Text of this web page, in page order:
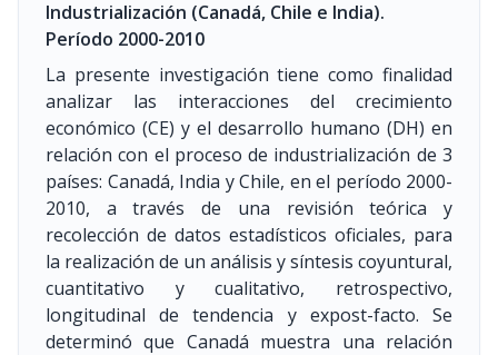
Industrialización (Canadá, Chile e India).
Período 2000-2010
La presente investigación tiene como finalidad
analizar las interacciones del crecimiento
económico (CE) y el desarrollo humano (DH) en
relación con el proceso de industrialización de 3
países: Canadá, India y Chile, en el período 2000-
2010, a través de una revisión teórica y
recolección de datos estadísticos oficiales, para
la realización de un análisis y síntesis coyuntural,
cuantitativo y cualitativo, retrospectivo,
longitudinal de tendencia y expost-facto. Se
determinó que Canadá muestra una relación